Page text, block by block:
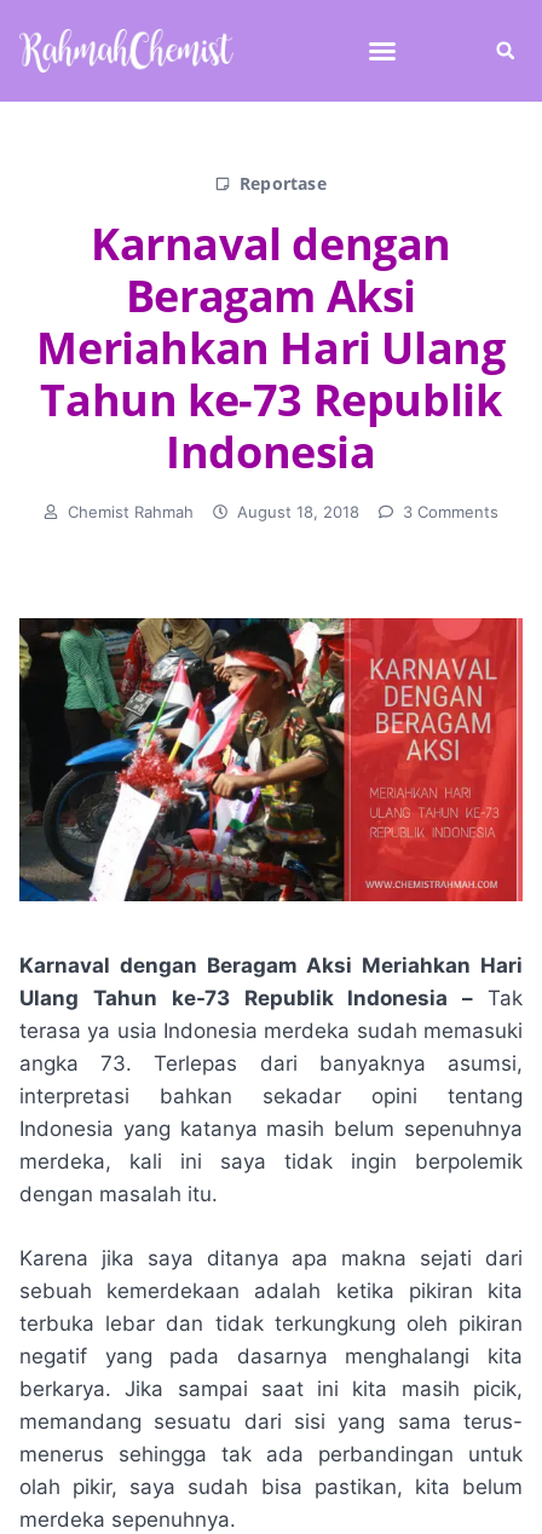
Reportase
Karnaval dengan
Beragam Aksi
Meriahkan Hari Ulang
Tahun ke-73 Republik
Indonesia
Chemist Rahmah August 18, 2018 3 Comments
Karnaval dengan Beragam Aksi Meriahkan Hari
Ulang Tahun ke-73 Republik Indonesia – Tak
terasa ya usia Indonesia merdeka sudah memasuki
angka 73. Terlepas dari banyaknya asumsi,
interpretasi bahkan sekadar opini tentang
Indonesia yang katanya masih belum sepenuhnya
merdeka, kali ini saya tidak ingin berpolemik
dengan masalah itu.
Karena jika saya ditanya apa makna sejati dari
sebuah kemerdekaan adalah ketika pikiran kita
terbuka lebar dan tidak terkungkung oleh pikiran
negatif yang pada dasarnya menghalangi kita
berkarya. Jika sampai saat ini kita masih picik,
memandang sesuatu dari sisi yang sama terus-
menerus sehingga tak ada perbandingan untuk
olah pikir, saya sudah bisa pastikan, kita belum
merdeka sepenuhnya.